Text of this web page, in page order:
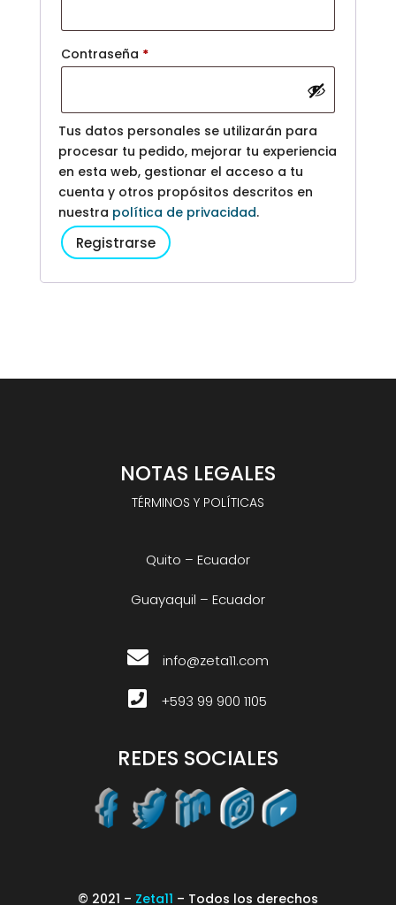
Contraseña *Obligatorio
Tus datos personales se utilizarán para
procesar tu pedido, mejorar tu experiencia
en esta web, gestionar el acceso a tu
cuenta y otros propósitos descritos en
nuestra política de privacidad.
Registrarse
NOTAS LEGALES
TÉRMINOS Y POLÍTICAS
Quito – Ecuador
Guayaquil – Ecuador
info@zeta11.com
+593 99 900 1105
REDES SOCIALES
© 2021 – Zeta11 – Todos los derechos